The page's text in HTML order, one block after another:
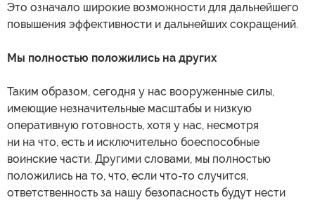
Это означало широкие возможности для дальнейшего
повышения эффективности и дальнейших сокращений.
Мы полностью положились на других
Таким образом, сегодня у нас вооруженные силы,
имеющие незначительные масштабы и низкую
оперативную готовность, хотя у нас, несмотря
ни на что, есть и исключительно боеспособные
воинские части. Другими словами, мы полностью
положились на то, что, если что-то случится,
ответственность за нашу безопасность будут нести